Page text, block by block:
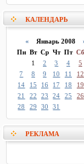
КАЛЕНДАРЬ
« Январь 2008
Пн Вт Ср Чт Пт Сб
1
2 3 4 5
7
8 9 10 11 12
14
15 16 17 18 19
21
22 23 24 25 26
28
29 30 31
РЕКЛАМА